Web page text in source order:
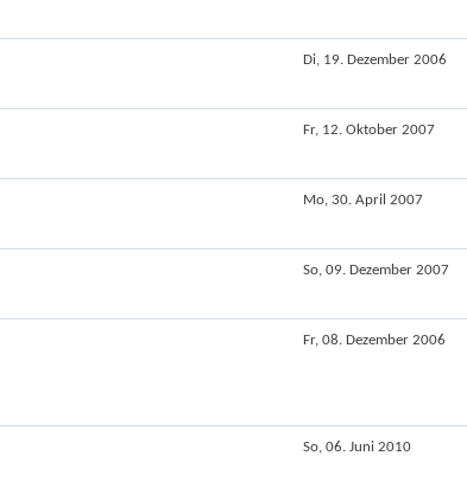
Di, 19. Dezember 2006
Fr, 12. Oktober 2007
Mo, 30. April 2007
So, 09. Dezember 2007
Fr, 08. Dezember 2006
So, 06. Juni 2010